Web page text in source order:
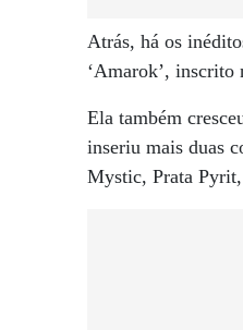
Atrás, há os
‘Amarok’, inscrito
Ela também
inseriu mais duas
Mystic, Prata